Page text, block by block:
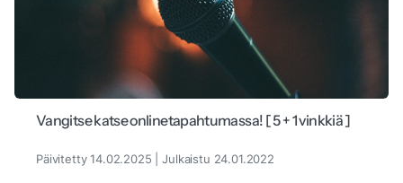
Vangitse katse onlinetapahtumassa! [ 5 + 1 vinkkiä ]
Päivitetty 14.02.2025 | Julkaistu 24.01.2022